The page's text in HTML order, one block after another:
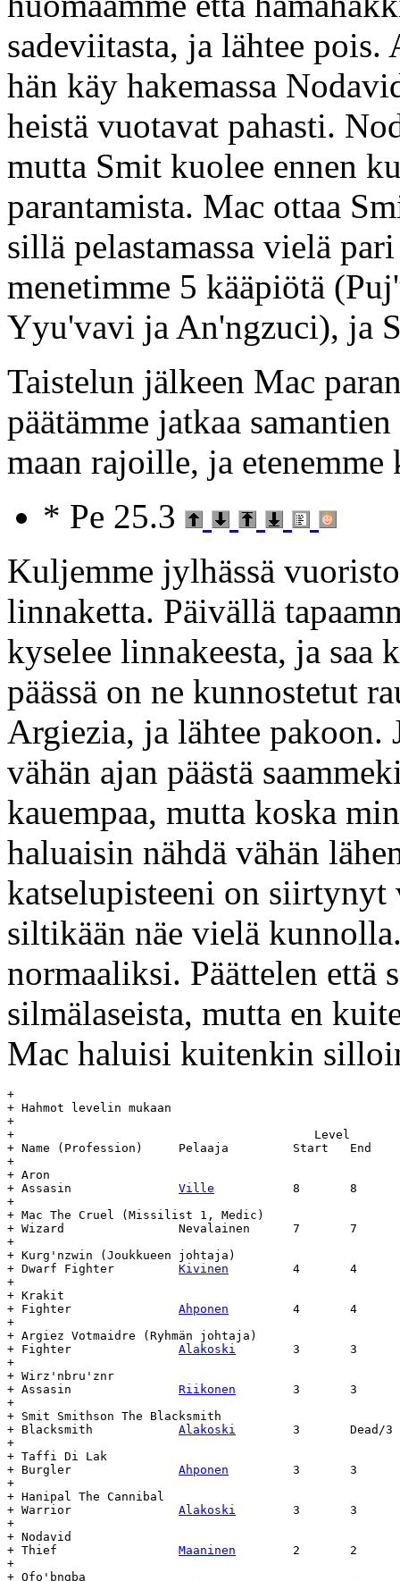
sadeviitasta, ja lähtee
hän käy hakemassa
heistä vuotavat pahasti.
mutta Smit kuolee ennen
parantamista. Mac ottaa
sillä pelastamassa vielä
menetimme 5 kääpiötä
Yyu'vavi ja An'ngzuci), ja
Taistelun jälkeen Mac
päätämme jatkaa
maan rajoille, ja
* Pe 25.3
Kuljemme jylhässä
linnaketta. Päivällä
kyselee linnakeesta, ja saa
päässä on ne kunnostetut
Argiezia, ja lähtee pakoon.
vähän ajan päästä
kauempaa, mutta koska
haluaisin nähdä vähän
katselupisteeni on siirtynyt
siltikään näe vielä
normaaliksi. Päättelen että
silmälaseista, mutta en
Mac haluisi kuitenkin
+
+ Hahmot levelin mukaan
+
+  					   Level	   Day		Age
+ Name (Profession)	Pelaaja		Start	End	Start	End	(days)
+
+ Aron
Ville
+
+ Mac The Cruel (Missilist 1, Medic)
+ Wizard		Nevalainen	7	7	15.7	-	-
+
+ Kurg'nzwin (Joukkueen johtaja)
Kivinen
+
+ Krakit
Ahponen
+
+ Argiez Votmaidre (Ryhmän johtaja)
Alakoski
+
+ Wirz'nbru'znr
Riikonen
+
+ Smit Smithson The Blacksmith
Alakoski
+
+ Taffi Di Lak
Ahponen
+
+ Hanipal The Cannibal
Alakoski
+
+ Nodavid
Maaninen
+
+ Ofo'bngba